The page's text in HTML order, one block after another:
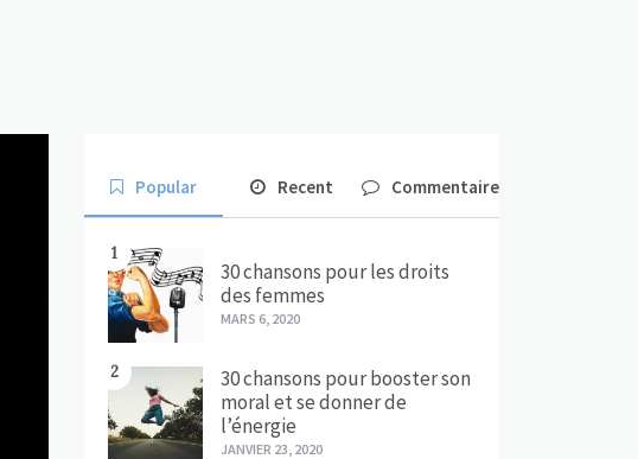
Popular Recent Commentaire
1
30 chansons pour les droits
des femmes
MARS 6, 2020
2
30 chansons pour booster son
moral et se donner de
l’énergie
JANVIER 23, 2020